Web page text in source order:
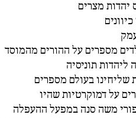
יהדות מצרים
מספרים על ההורים מהמוסד
ליהדות תוניסיה
שליחינו בעולם מספרים
משה סנה במפעל ההעפלה